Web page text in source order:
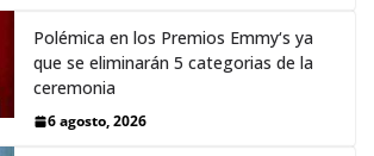
Polémica en los Premios Emmy‘s ya
que se eliminarán 5 categorias de la
ceremonia
6 agosto, 2026